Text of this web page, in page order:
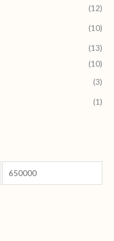
(12)
(10)
(13)
(10)
(3)
(1)